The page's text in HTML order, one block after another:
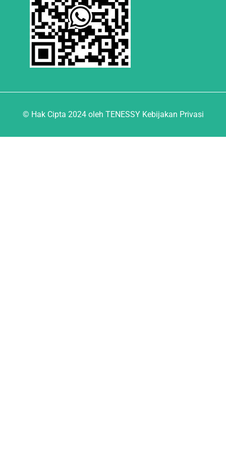
© Hak Cipta 2024 oleh TENESSY Kebijakan Privasi